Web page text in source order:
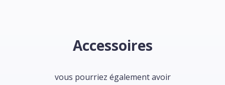
Accessoires
vous pourriez également avoir